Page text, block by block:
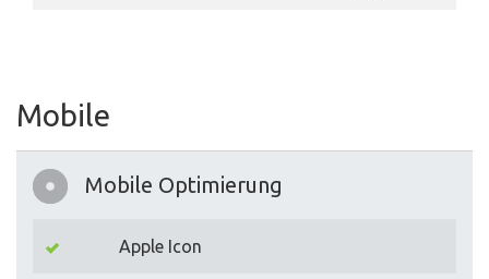
Mobile
Mobile Optimierung
Apple Icon